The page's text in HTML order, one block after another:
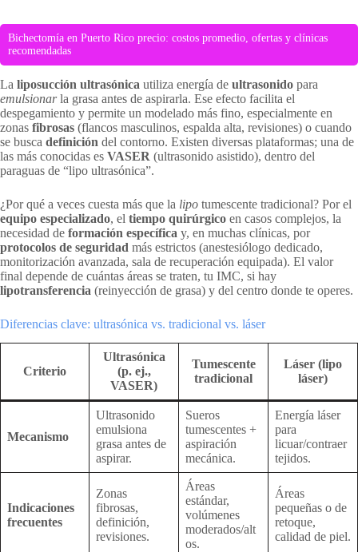
Bichectomía en Puerto Rico precio: costos promedio, ofertas y clínicas
recomendadas
La liposucción ultrasónica utiliza energía de ultrasonido para
emulsionarla grasa antes de aspirarla. Ese efecto facilita el
despegamiento y permite un modelado más fino, especialmente en
zonas fibrosas (flancos masculinos, espalda alta, revisiones) o cuando
se busca definición del contorno. Existen diversas plataformas; una de
las más conocidas es VASER (ultrasonido asistido), dentro del
paraguas de “lipo ultrasónica”.
¿Por qué a veces cuesta más que la lipo tumescente tradicional? Por el
equipo especializado, el tiempo quirúrgico en casos complejos, la
necesidad de formación específica y, en muchas clínicas, por
protocolos de seguridad más estrictos (anestesiólogo dedicado,
monitorización avanzada, sala de recuperación equipada). El valor
final depende de cuántas áreas se traten, tu IMC, si hay
lipotransferencia (reinyección de grasa) y del centro donde te operes.
Diferencias clave: ultrasónica vs. tradicional vs. láser
Criterio
Ultrasónica
(p. ej.,
VASER)
Tumescente
tradicional
Láser (lipo
láser)
Mecanismo
Ultrasonido
emulsiona
grasa antes de
aspirar.
Sueros
tumescentes +
aspiración
mecánica.
Energía láser
para
licuar/contraer
tejidos.
Indicaciones
frecuentes
Zonas
fibrosas,
definición,
revisiones.
Áreas
estándar,
volúmenes
moderados/alt
os.
Áreas
pequeñas o de
retoque,
calidad de piel.